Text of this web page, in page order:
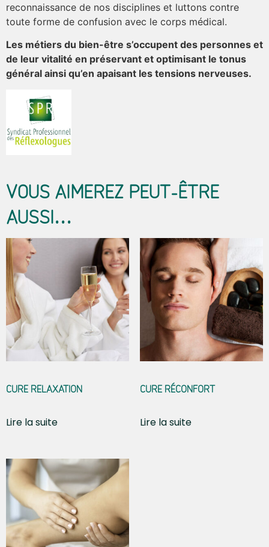
reconnaissance de nos disciplines et luttons contre
toute forme de confusion avec le corps médical.
Les métiers du bien-être s’occupent des personnes et
de leur vitalité en préservant et optimisant le tonus
général ainsi qu’en apaisant les tensions nerveuses.
VOUS AIMEREZ PEUT-ÊTRE
AUSSI…
CURE RELAXATION
Lire la suite
CURE RÉCONFORT
Lire la suite